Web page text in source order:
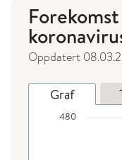
Oppdatert
Graf
Forekomst av
480